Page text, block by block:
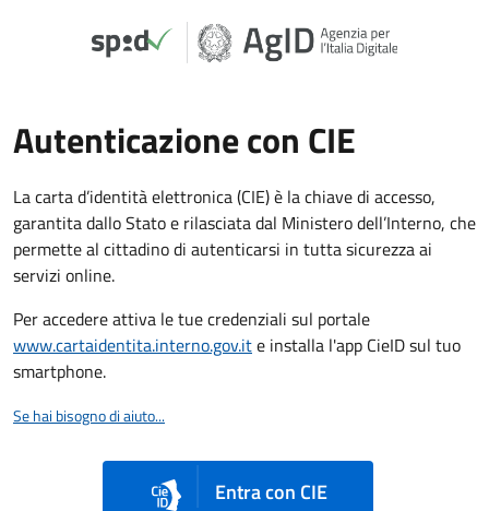
Autenticazione con CIE
La carta d’identità elettronica (CIE) è la chiave di accesso,
garantita dallo Stato e rilasciata dal Ministero dell’Interno, che
permette al cittadino di autenticarsi in tutta sicurezza ai
servizi online.
Per accedere attiva le tue credenziali sul portale
www.cartaidentita.interno.gov.ite installa l'app CieID sul tuo
smartphone.
Se hai bisogno di aiuto...
Entra con CIE